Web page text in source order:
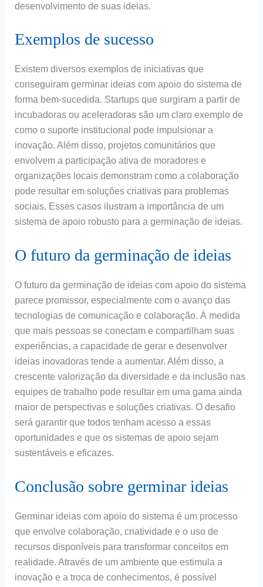
desenvolvimento de suas ideias.
Exemplos de sucesso
Existem diversos exemplos de iniciativas que
conseguiram germinar ideias com apoio do sistema de
forma bem-sucedida. Startups que surgiram a partir de
incubadoras ou aceleradoras são um claro exemplo de
como o suporte institucional pode impulsionar a
inovação. Além disso, projetos comunitários que
envolvem a participação ativa de moradores e
organizações locais demonstram como a colaboração
pode resultar em soluções criativas para problemas
sociais. Esses casos ilustram a importância de um
sistema de apoio robusto para a germinação de ideias.
O futuro da germinação de ideias
O futuro da germinação de ideias com apoio do sistema
parece promissor, especialmente com o avanço das
tecnologias de comunicação e colaboração. À medida
que mais pessoas se conectam e compartilham suas
experiências, a capacidade de gerar e desenvolver
ideias inovadoras tende a aumentar. Além disso, a
crescente valorização da diversidade e da inclusão nas
equipes de trabalho pode resultar em uma gama ainda
maior de perspectivas e soluções criativas. O desafio
será garantir que todos tenham acesso a essas
oportunidades e que os sistemas de apoio sejam
sustentáveis e eficazes.
Conclusão sobre germinar ideias
Germinar ideias com apoio do sistema é um processo
que envolve colaboração, criatividade e o uso de
recursos disponíveis para transformar conceitos em
realidade. Através de um ambiente que estimula a
inovação e a troca de conhecimentos, é possível